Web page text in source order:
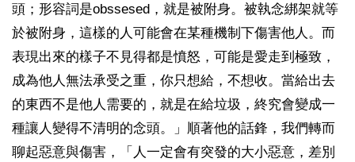
頭；形容詞是obssesed，就是被附身。被執念綁架就等
於被附身，這樣的人可能會在某種機制下傷害他人。而
表現出來的樣子不見得都是憤怒，可能是愛走到極致，
成為他人無法承受之重，你只想給，不想收。當給出去
的東西不是他人需要的，就是在給垃圾，終究會變成一
種讓人變得不清明的念頭。」順著他的話鋒，我們轉而
聊起惡意與傷害，「人一定會有突發的大小惡意，差別